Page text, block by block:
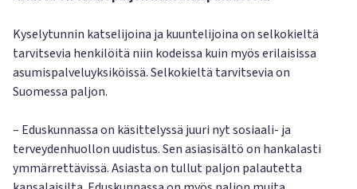
Kyselytunnin katselijoina ja kuuntelijoina on selkokieltä
tarvitsevia henkilöitä niin kodeissa kuin myös erilaisissa
asumispalveluyksiköissä. Selkokieltä tarvitsevia on
Suomessa paljon.
– Eduskunnassa on käsittelyssä juuri nyt sosiaali- ja
terveydenhuollon uudistus. Sen asiasisältö on hankalasti
ymmärrettävissä. Asiasta on tullut paljon palautetta